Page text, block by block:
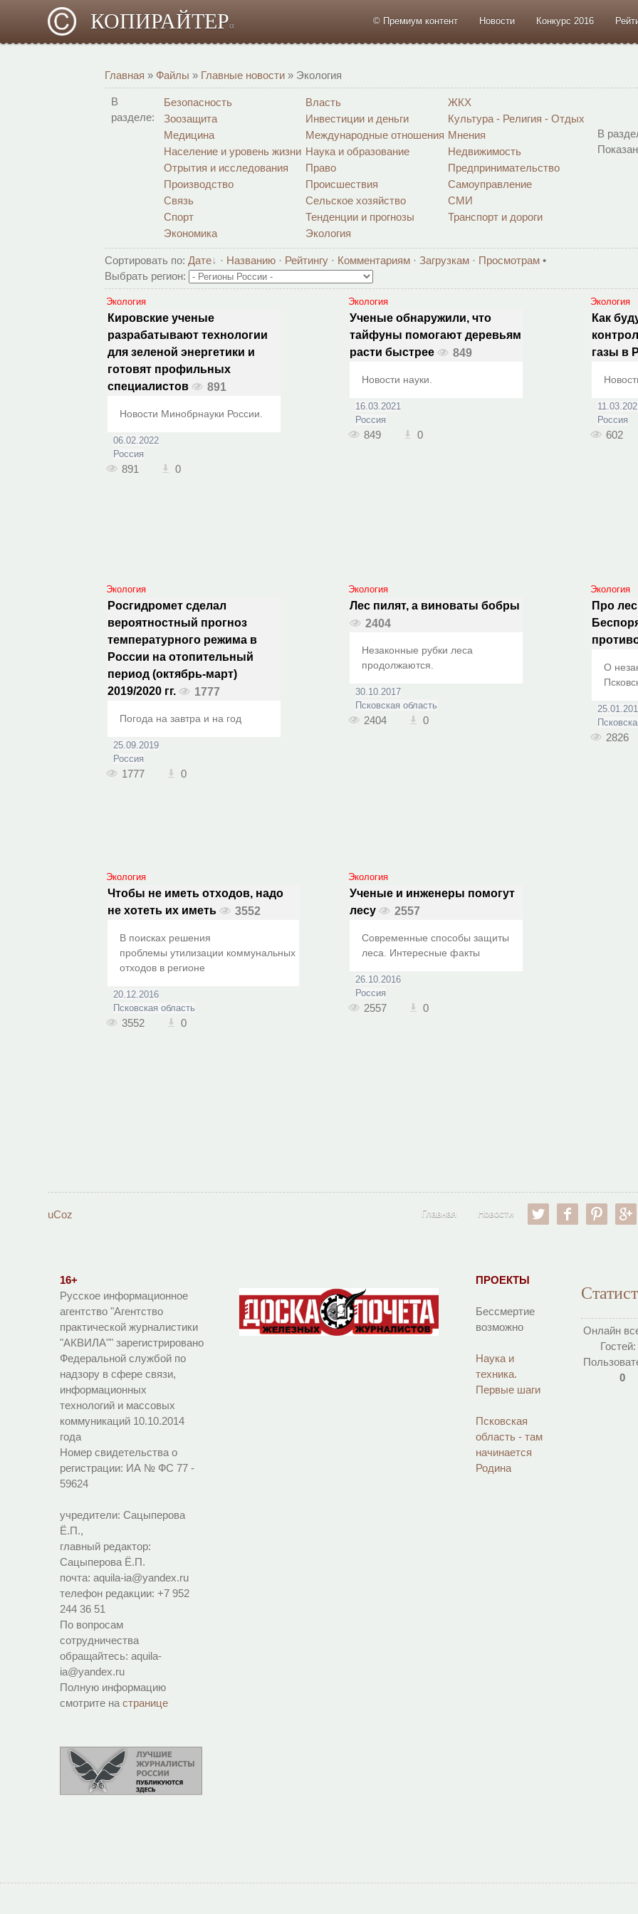
КОПИРАЙТЕРα © Премиум контент Новости Конкурс 2016
Главная » Файлы » Главные новости » Экология
В
разделе:
Безопасность Власть
ЖКХ
Зоозащита
Инвестиции и деньги
Культура - Религия - Отдых
Медицина
Международные отношения Мнения
Население и уровень жизни Наука и образование
Недвижимость
Отрытия и исследования
Право
Предпринимательство
Производство
Происшествия
Самоуправление
Связь
Сельское хозяйство
СМИ
Спорт
Тенденции и прогнозы
Транспорт и дороги
Экономика
Экология
В
Сортировать по:Дате · Названию · Рейтингу · Комментариям ·Загрузкам · Просмотрам •
Выбрать регион:
Экология
Кировские ученые
разрабатывают технологии
для зеленой энергетики и
готовят профильных
специалистов
891
Новости Минобрнауки России.
06.02.2022
Россия
891 0
Экология
Ученые обнаружили, что
тайфуны помогают деревьям
расти быстрее
849
Новости науки.
16.03.2021
Россия
849 0
Экология
Как
газы в
Россия
602
Экология
Росгидромет сделал
вероятностный прогноз
температурного режима в
России на отопительный
период (октябрь-март)
2019/2020 гг.
1777
Погода на завтра и на год
25.09.2019
Россия
1777 0
Экология
Лес пилят, а виноваты бобры
2404
Незаконные рубки леса
продолжаются.
30.10.2017
Псковская область
2404 0
Экология
Про
О
2826
Экология
Чтобы не иметь отходов, надо
не хотеть их иметь
3552
В поисках решения
проблемы утилизации коммунальных
отходов в регионе
20.12.2016
Псковская область
3552 0
Экология
Ученые и инженеры помогут
лесу
2557
Современные способы защиты
леса. Интересные факты
26.10.2016
Россия
2557 0
uCoz twitter facebook
Главная Новости
16+
Русское информационное
агентство "Агентство
практической журналистики
"АКВИЛА"" зарегистрировано
Федеральной службой по
надзору в сфере связи,
информационных
технологий и массовых
коммуникаций 10.10.2014
года
Номер свидетельства о
регистрации: ИА № ФС 77 -
59624
учредители: Сацыперова
Ё.П.,
главный редактор:
Сацыперова Ё.П.
почта: aquila-ia@yandex.ru
телефон редакции: +7 952
244 36 51
По вопросам
сотрудничества
обращайтесь: aquila-
ia@yandex.ru
Полную информацию
смотрите настранице
ПРОЕКТЫ
Бессмертие
возможно
Наука и
техника.
Первые шаги
Псковская
область - там
начинается
Родина
Онлайн
Гостей:
0